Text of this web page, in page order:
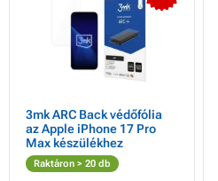
3mk ARC Back védőfólia
az Apple iPhone 17 Pro
Max készülékhez
Raktáron > 20 db